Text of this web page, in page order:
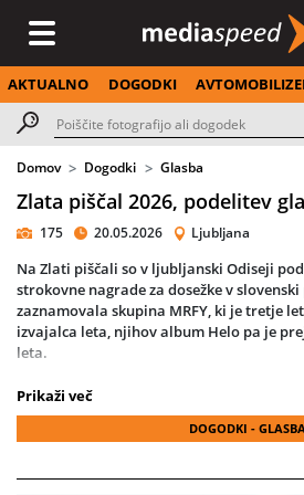
AKTUALNO DOGODKI
Domov Dogodki Glasba
Zlata piščal 2026, podelitev
175 20.05.2026 Ljubljana
Na Zlati piščali so v ljubljanski Odiseji
strokovne nagrade za dosežke v
zaznamovala skupina MRFY, ki je tretje
izvajalca leta, njihov album Helo pa je
leta.
Nagrado za skladbo leta je prejel Žan
Poseben trenutek večera je pripadel
nagrado za življenjsko delo.
Prikaži več
DOGODKI - GLASBA